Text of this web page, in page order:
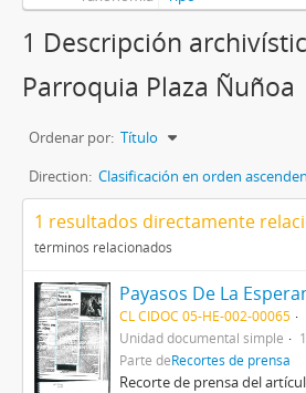
1 Descripción
Parroquia Plaza Ñuñoa
Ordenar por: Título
Direction: Clasificación en orden
1 resultados directamente
términos relacionados
Payasos De La
CL CIDOC 05-HE-002-00065
Unidad documental simple
Parte deRecortes de prensa
Recorte de prensa del